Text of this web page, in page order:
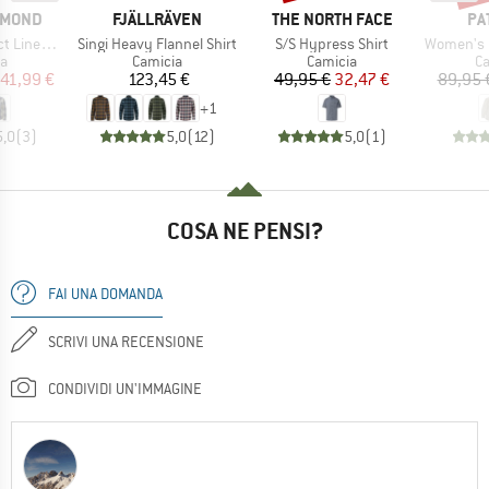
Flannel
di prodotti
ridotto
41,99 €
(3)
MARCHIO
FJÄLLRÄVEN
Articolo
Singi Heavy Flannel Shirt
Gruppo di prodotti
Camicia
Prezzo
123,45 €
+1
5,0(12)
MARCHIO
THE NORTH FACE
Articolo
S/S Hypress Shirt
Gruppo di prodotti
Camicia
Prezzo
49,95 €Prezzo ridotto
32,47 €
5,0(1)
Articolo
Women's
89,95
COSA NE PENSI?
FAI UNA DOMANDA
SCRIVI UNA RECENSIONE
CONDIVIDI UN'IMMAGINE